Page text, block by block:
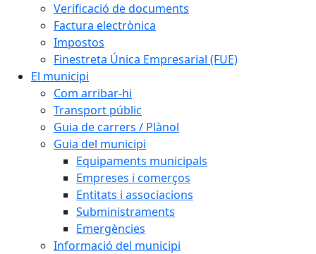
Verificació de documents
Factura electrònica
Impostos
Finestreta Única Empresarial (FUE)
El municipi
Com arribar-hi
Transport públic
Guia de carrers / Plànol
Guia del municipi
Equipaments municipals
Empreses i comerços
Entitats i associacions
Subministraments
Emergències
Informació del municipi